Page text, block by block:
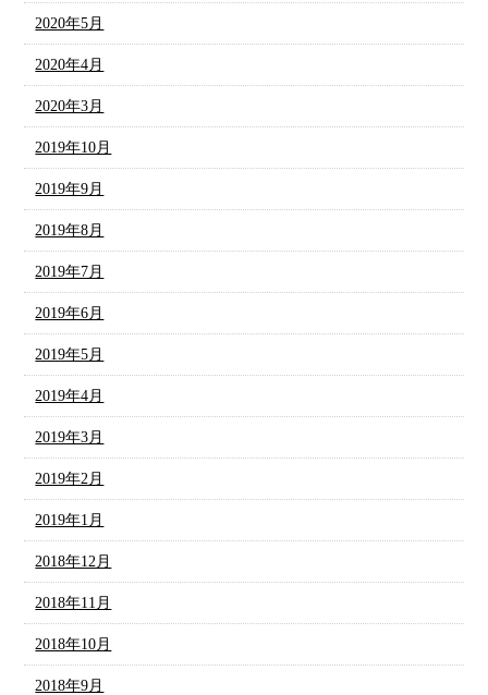
2020年5月
2020年4月
2020年3月
2019年10月
2019年9月
2019年8月
2019年7月
2019年6月
2019年5月
2019年4月
2019年3月
2019年2月
2019年1月
2018年12月
2018年11月
2018年10月
2018年9月